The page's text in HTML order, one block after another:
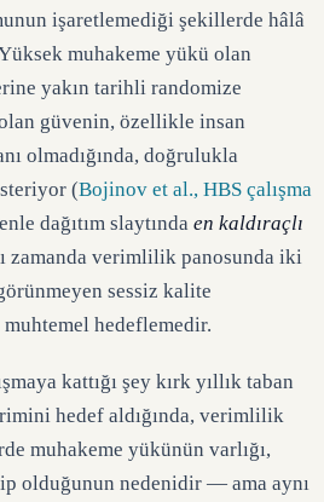
işaretlemediği şekillerde hâlâ
muhakeme yükü olan
yakın tarihli randomize
olan güvenin, özellikle insan
olmadığında, doğrulukla
(Bojinov et al., HBS çalışma
dağıtım slaytında en kaldıraçlı
zamanda verimlilik panosunda iki
sessiz kalite
hedeflemedir.
kattığı şey kırk yıllık taban
hedef aldığında, verimlilik
muhakeme yükünün varlığı,
olduğunun nedenidir — ama aynı